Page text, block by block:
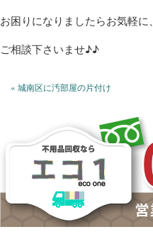
お困りになりましたらお気軽に、
ご相談下さいませ♪♪
« 城南区に汚部屋の片付け